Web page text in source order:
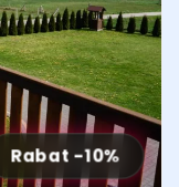
Rabat -10%